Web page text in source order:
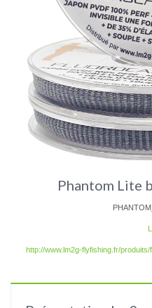
Phantom Lite
http://www.lm2g-flyfishing.fr/